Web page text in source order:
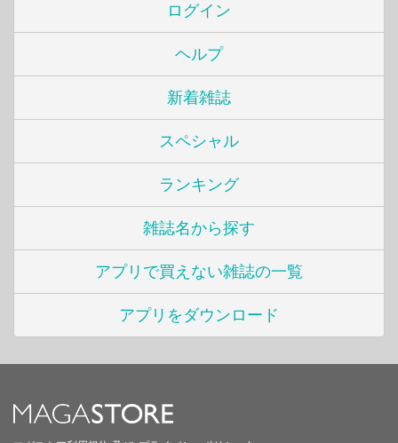
ログイン
ヘルプ
新着雑誌
スペシャル
ランキング
雑誌名から探す
アプリで買えない雑誌の一覧
アプリをダウンロード